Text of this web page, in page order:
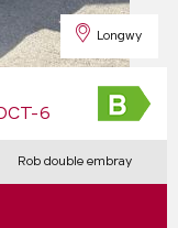
Longwy
6
Rob double embray